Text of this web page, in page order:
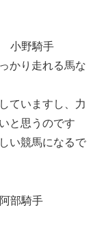
小野騎手
かり走れる馬な
ていますし、力
と思うのです
い競馬になるで
部騎手